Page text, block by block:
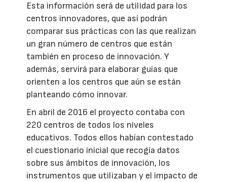
Esta información será de utilidad para los
centros innovadores, que así podrán
comparar sus prácticas con las que realizan
un gran número de centros que están
también en proceso de innovación. Y
además, servirá para elaborar guías que
orienten a los centros que aún se están
planteando cómo innovar.
En abril de 2016 el proyecto contaba con
220 centros de todos los niveles
educativos. Todos ellos habían contestado
el cuestionario inicial que recogía datos
sobre sus ámbitos de innovación, los
instrumentos que utilizaban y el impacto de